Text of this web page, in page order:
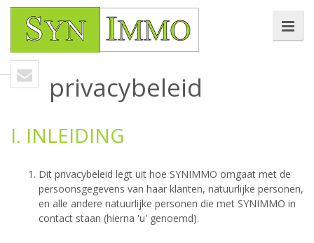
privacybeleid
I. INLEIDING
Dit privacybeleid legt uit hoe SYNIMMO omgaat met de
persoonsgegevens van haar klanten, natuurlijke personen,
en alle andere natuurlijke personen die met SYNIMMO in
contact staan (hierna 'u' genoemd).